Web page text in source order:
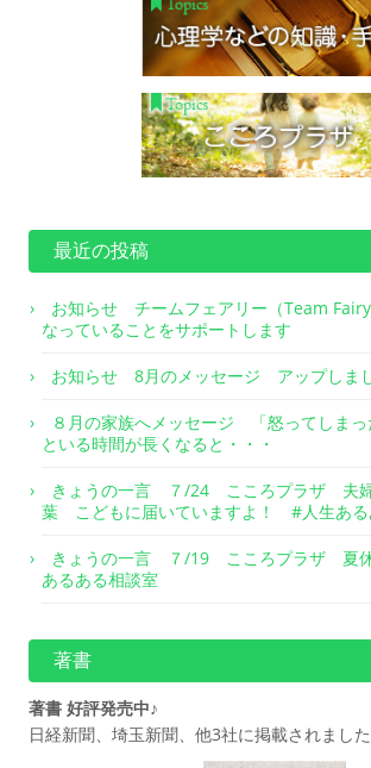
最近の投稿
お知らせ チームフェアリー（Team
なっていることをサポートします
お知らせ 8月のメッセージ アップしま
８月の家族へメッセージ 「怒ってしま
といる時間が長くなると・・・
きょうの一言 ７/24 こころプラザ 夫
葉 こどもに届いていますよ！ #人生ある
きょうの一言 ７/19 こころプラザ 夏
あるある相談室
著書
著書 好評発売中♪
日経新聞、埼玉新聞、他3社に掲載されました